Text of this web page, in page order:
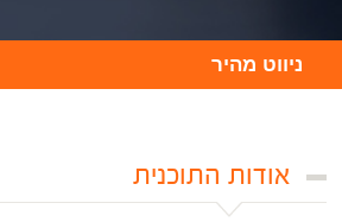
ניווט מהיר
אודות התוכנית